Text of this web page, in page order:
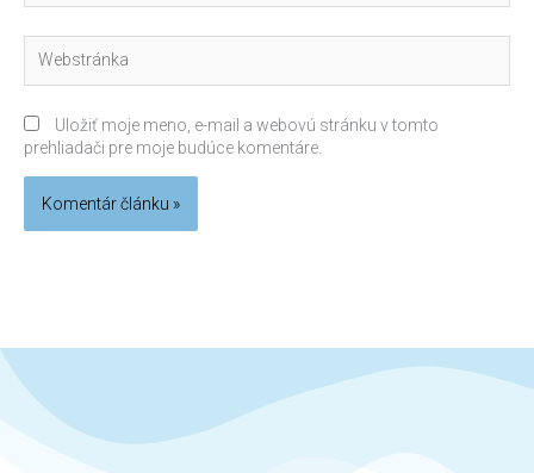
Uložiť moje meno, e-mail a webovú stránku v tomto
prehliadači pre moje budúce komentáre.